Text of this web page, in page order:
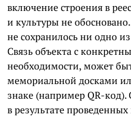
включение строения в
и культуры не
не сохранилось ни одно
Связь объекта с
необходимости, может
мемориальной досками
знаке (например QR-
в результате